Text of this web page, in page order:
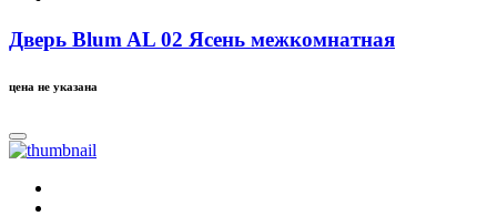
Дверь Blum AL 02 Ясень межкомнатная
цена не указана